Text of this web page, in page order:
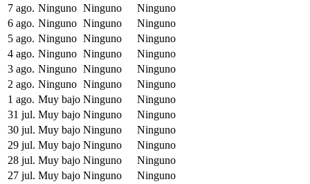
7 ago. Ninguno Ninguno
Ninguno
6 ago. Ninguno Ninguno
Ninguno
5 ago. Ninguno Ninguno
Ninguno
4 ago. Ninguno Ninguno
Ninguno
3 ago. Ninguno Ninguno
Ninguno
2 ago. Ninguno Ninguno
Ninguno
1 ago. Muy bajo Ninguno
Ninguno
31 jul. Muy bajo Ninguno
Ninguno
30 jul. Muy bajo Ninguno
Ninguno
29 jul. Muy bajo Ninguno
Ninguno
28 jul. Muy bajo Ninguno
Ninguno
27 jul. Muy bajo Ninguno
Ninguno